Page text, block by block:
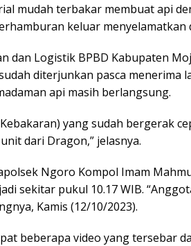
mudah terbakar membuat api
keluar menyelamatkan
dan Logistik BPBD Kabupaten
diterjunkan pasca menerima
api masih berlangsung.
Kebakaran) yang sudah bergerak
dari Dragon,” jelasnya.
Ngoro Kompol Imam
sekitar pukul 10.17 WIB.
Kamis (12/10/2023).
beberapa video yang tersebar